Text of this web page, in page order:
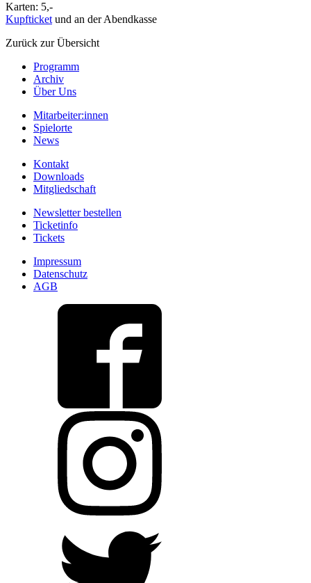
Karten: 5,-
Kupfticketund an der Abendkasse
Zurück zur Übersicht
Programm
Archiv
Über Uns
Mitarbeiter:innen
Spielorte
News
Kontakt
Downloads
Mitgliedschaft
Newsletter bestellen
Ticketinfo
Tickets
Impressum
Datenschutz
AGB